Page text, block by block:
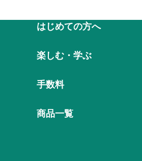
はじめての方へ
楽しむ・学ぶ
手数料
商品一覧